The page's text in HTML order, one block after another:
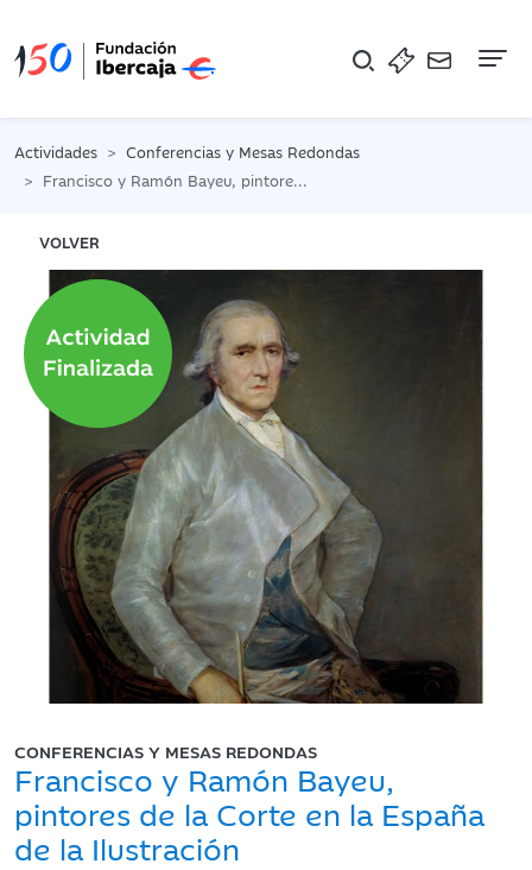
Actividades
Conferencias y Mesas Redondas
Francisco y Ramón Bayeu, pintores de la Corte en la España de la Ilustración
VOLVER
CONFERENCIAS Y MESAS REDONDAS
Francisco y Ramón Bayeu,
pintores de la Corte en la España
de la Ilustración